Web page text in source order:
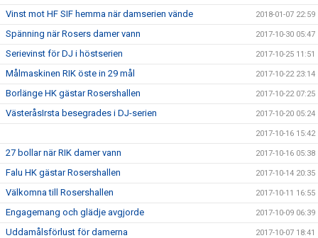
Vinst mot HF SIF hemma när damserien vände 2018-01-07 22:59
Spänning när Rosers damer vann 2017-10-30 05:47
Serievinst för DJ i höstserien 2017-10-25 11:51
Målmaskinen RIK öste in 29 mål 2017-10-22 23:14
Borlänge HK gästar Rosershallen 2017-10-22 07:25
VästeråsIrsta besegrades i DJ-serien 2017-10-20 05:24
2017-10-16 15:42
27 bollar när RIK damer vann 2017-10-16 05:38
Falu HK gästar Rosershallen 2017-10-14 20:35
Välkomna till Rosershallen 2017-10-11 16:55
Engagemang och glädje avgjorde 2017-10-09 06:39
Uddamålsförlust för damerna 2017-10-07 18:41